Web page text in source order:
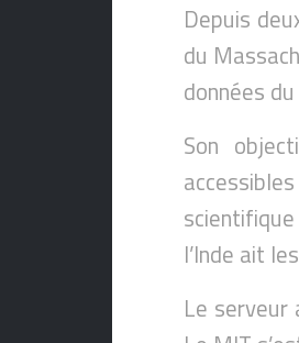
Depuis
du
données
Son
l’Inde ait
Le serveur